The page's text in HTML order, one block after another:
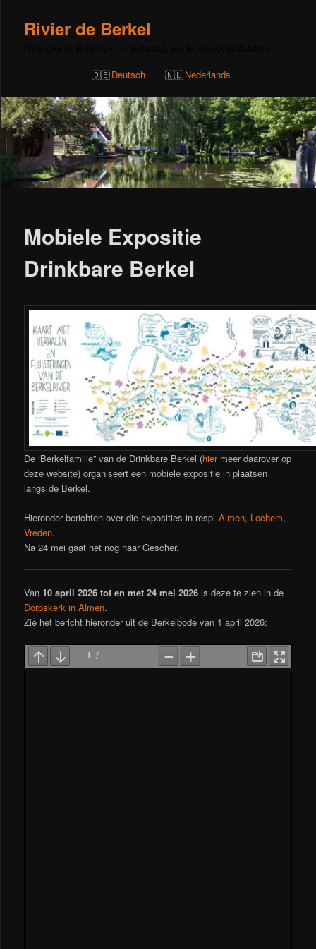
Rivier de Berkel
Deutsch Nederlands
Mobiele Expositie
Drinkbare Berkel
De ‘Berkelfamilie” van de Drinkbare Berkel (hiermeer daarover op
deze website) organiseert een mobiele expositie in plaatsen
langs de Berkel.
Hieronder berichten over die exposities in resp.Almen, Lochem,
Vreden.
Na 24 mei gaat het nog naar Gescher.
Van 10 april 2026 tot en met 24 mei 2026 is deze te zien in de
Dorpskerk in Almen.
Zie het bericht hieronder uit de Berkelbode van 1 april 2026: